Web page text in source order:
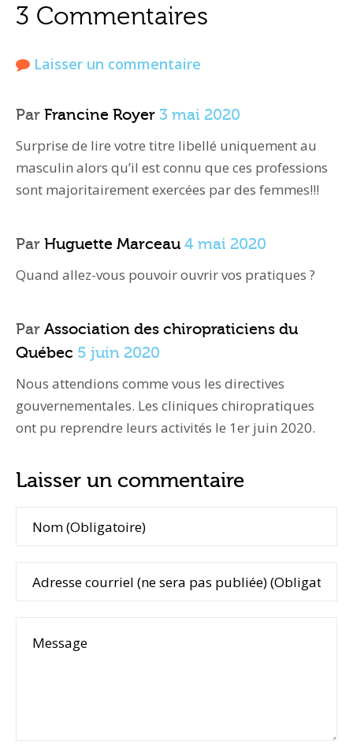
3 Commentaires
Laisser un commentaire
Par Francine Royer 3 mai 2020
Surprise de lire votre titre libellé uniquement au
masculin alors qu’il est connu que ces professions
sont majoritairement exercées par des femmes!!!
Par Huguette Marceau 4 mai 2020
Quand allez-vous pouvoir ouvrir vos pratiques ?
Par Association des chiropraticiens du
Québec 5 juin 2020
Nous attendions comme vous les directives
gouvernementales. Les cliniques chiropratiques
ont pu reprendre leurs activités le 1er juin 2020.
Laisser un commentaire